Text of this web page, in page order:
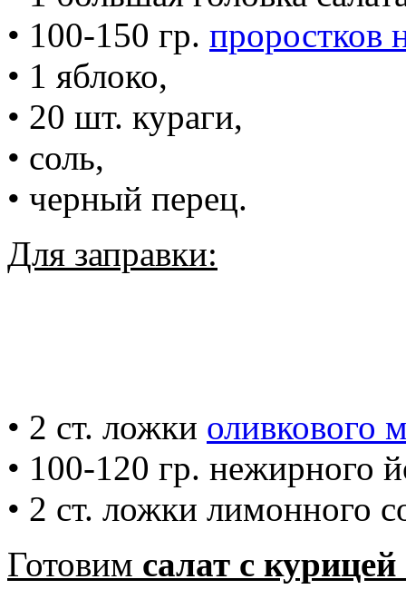
• 100-150 гр. проростков
• 1 яблоко,
• 20 шт. кураги,
• соль,
• черный перец.
Для заправки:
• 2 ст. ложки оливкового
• 100-120 гр. нежирного
• 2 ст. ложки лимонного
Готовим салат с